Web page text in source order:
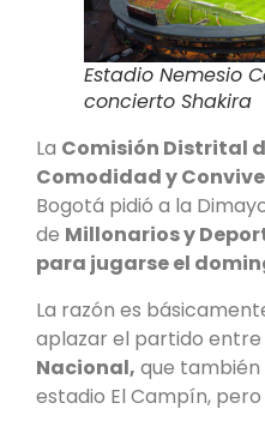
Estadio Nemesio
concierto Shakira
La Comisión Distrital
Comodidad y
Bogotá pidió a la
de Millonarios y
para jugarse el
La razón es
aplazar el partido entre
Nacional, que también
estadio El Campín,